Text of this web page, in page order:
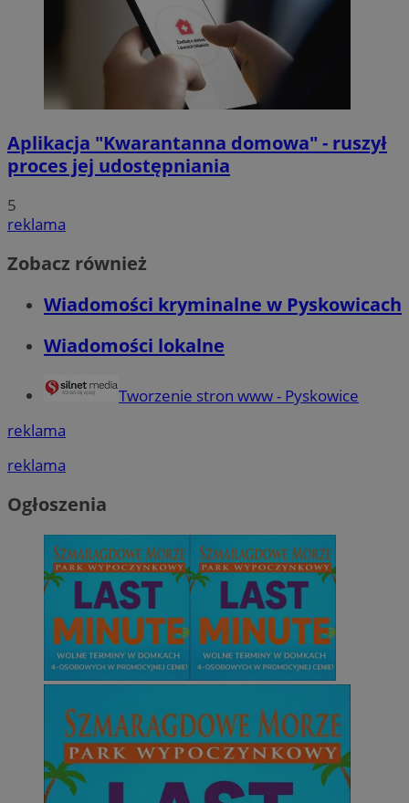
Aplikacja "Kwarantanna domowa" - ruszył
proces jej udostępniania
5
reklama
Zobacz również
Wiadomości kryminalne w Pyskowicach
Wiadomości lokalne
Tworzenie stron www - Pyskowice
reklama
reklama
Ogłoszenia